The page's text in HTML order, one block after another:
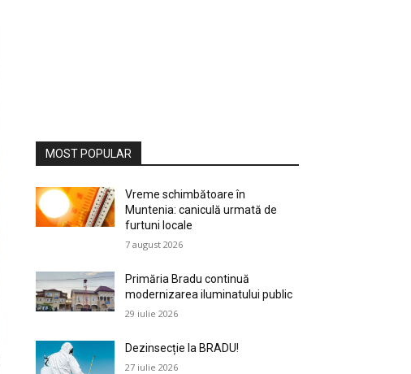
MOST POPULAR
Vreme schimbătoare în
Muntenia: caniculă urmată de
furtuni locale
7 august 2026
Primăria Bradu continuă
modernizarea iluminatului public
29 iulie 2026
Dezinsecție la BRADU!
27 iulie 2026